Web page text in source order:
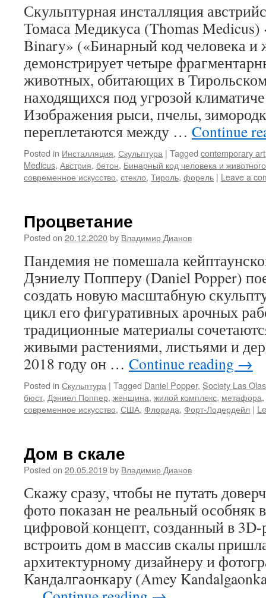
Скульптурная инсталляция
Томаса Медикуса (Thomas Medicus)
Binary» («Бинарный код человека и
демонстрирует четыре
животных, обитающих в
находящихся под угрозой
Изображения рыси, пчелы,
переплетаются между … Continue
Posted in Инсталляция, Скульптура | Tagged contemporary art
Medicus, Австрия, бетон, Бинарный код человека и животного
современное искусство, стекло, Тироль, форель | Leave a
Процветание
Posted on 20.12.2020by Владимир Дианов
Пандемия не помешала
Дэниелу Попперу (Daniel Popper)
создать новую масштабную
цикл его фигуративных арочных
традиционные материалы
живыми растениями, листьями и
2018 году он … Continue reading →
Posted in Скульптура | Tagged Daniel Popper, Society Las Olas
бюст, Дэниел Поппер, женщина, жилой комплекс, метафора,
современное искусство, США, Флорида, Форт-Лодердейл |
Дом в скале
Posted on 20.05.2019by Владимир Дианов
Скажу сразу, чтобы не путать
фото показан не реальный особняк
цифровой концепт, созданный в
встроить дом в массив скалы
архитектурному дизайнеру и
Кандалгаонкару (Amey